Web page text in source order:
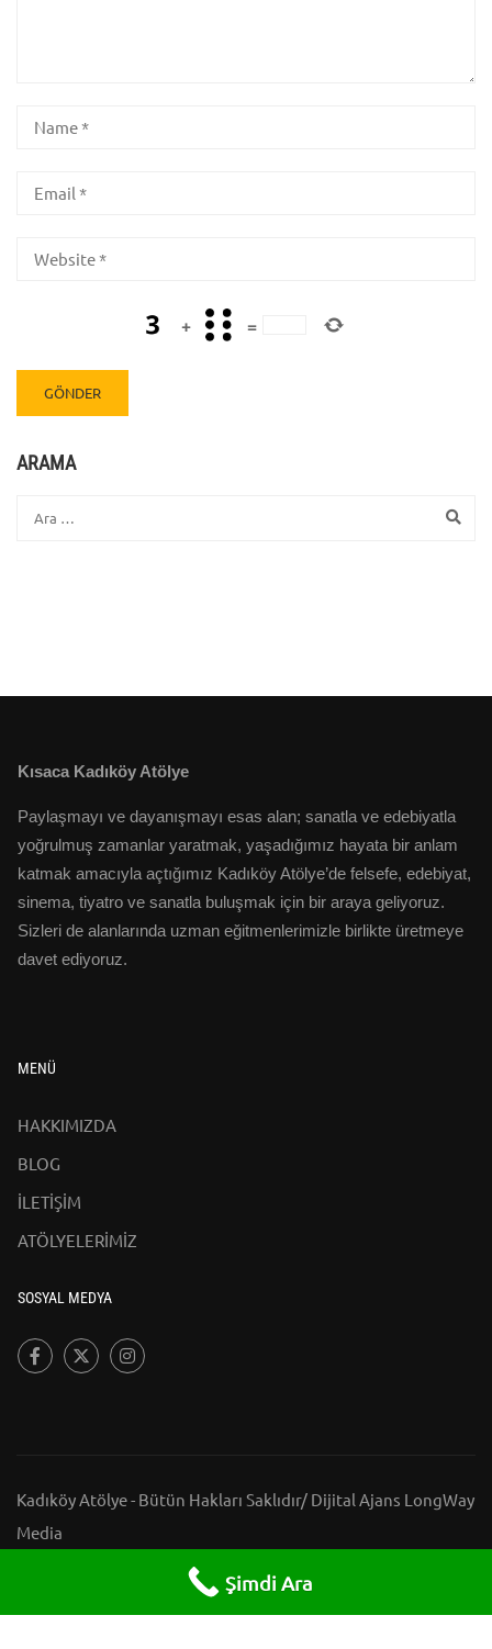
+ =
ARAMA
Kısaca Kadıköy Atölye
Paylaşmayı ve dayanışmayı esas alan; sanatla ve edebiyatla
yoğrulmuş zamanlar yaratmak, yaşadığımız hayata bir anlam
katmak amacıyla açtığımız Kadıköy Atölye’de felsefe, edebiyat,
sinema, tiyatro ve sanatla buluşmak için bir araya geliyoruz.
Sizleri de alanlarında uzman eğitmenlerimizle birlikte üretmeye
davet ediyoruz.
MENÜ
HAKKIMIZDA
BLOG
İLETİŞİM
ATÖLYELERİMİZ
SOSYAL MEDYA
Kadıköy Atölye - Bütün Hakları Saklıdır/ Dijital Ajans LongWay
Media
İLETİŞİMŞimdi Ara